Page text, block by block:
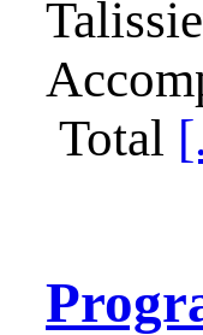
Total